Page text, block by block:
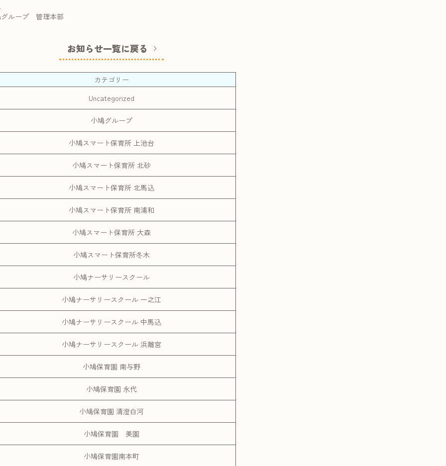
グループ 管理本部
お知らせ一覧に戻る
カテゴリー
Uncategorized
小鳩グループ
小鳩スマート保育所 上池台
小鳩スマート保育所 北砂
小鳩スマート保育所 北馬込
小鳩スマート保育所 南浦和
小鳩スマート保育所 大森
小鳩スマート保育所冬木
小鳩ナーサリースクール
小鳩ナーサリースクール 一之江
小鳩ナーサリースクール 中馬込
小鳩ナーサリースクール 浜離宮
小鳩保育園 南与野
小鳩保育園 永代
小鳩保育園 清澄白河
小鳩保育園 美園
小鳩保育園南本町